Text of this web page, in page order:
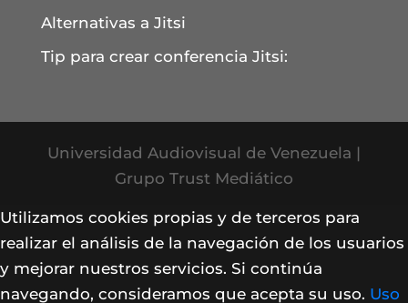
Alternativas a Jitsi
Tip para crear conferencia Jitsi:
Universidad Audiovisual de Venezuela |
Grupo Trust Mediático
Utilizamos cookies propias y de terceros para
realizar el análisis de la navegación de los usuarios
y mejorar nuestros servicios. Si continúa
navegando, consideramos que acepta su uso. Uso